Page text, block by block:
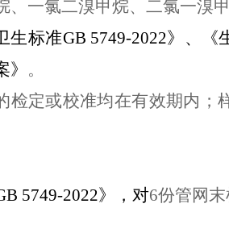
一氯二溴甲烷、二氯一溴甲
生标准GB 5749-2022》、《
。
检定或校准均在有效期内；
5749-2022》，对6份管网